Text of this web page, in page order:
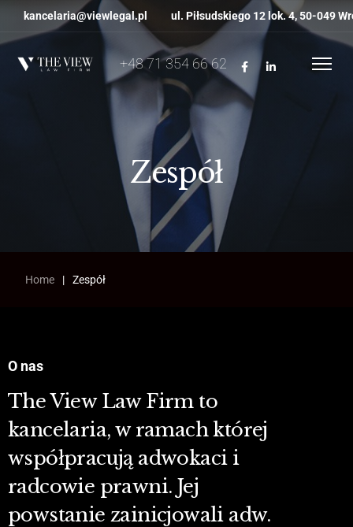
kancelaria@viewlegal.pl ul. Piłsudskiego 12 lok. 4, 50-049
+48 71 354 66 62
Zespół
Home | Zespół
O nas
The View Law Firm to
kancelaria, w ramach której
współpracują adwokaci i
radcowie prawni. Jej
powstanie zainicjowali adw.